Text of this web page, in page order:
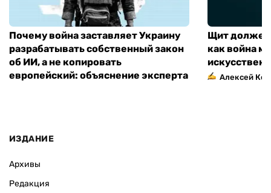
Почему война заставляет Украину
разрабатывать собственный закон
об ИИ, а не копировать
европейский: объяснение эксперта
Щит должен
как война
Алексей
ИЗДАНИЕ
Архивы
Редакция